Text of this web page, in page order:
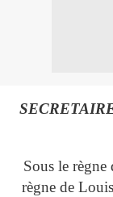
Sous le
règne de